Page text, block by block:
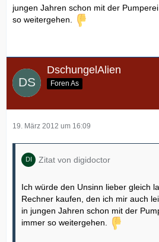
jungen Jahren schon mit der
so weitergehen.
DschungelAlien
Foren As
19. März 2012 um 16:09
Zitat von digidoctor
Ich würde den Unsinn lieber gleich
Rechner kaufen, den ich mir auch
in jungen Jahren schon mit der
immer so weitergehen.